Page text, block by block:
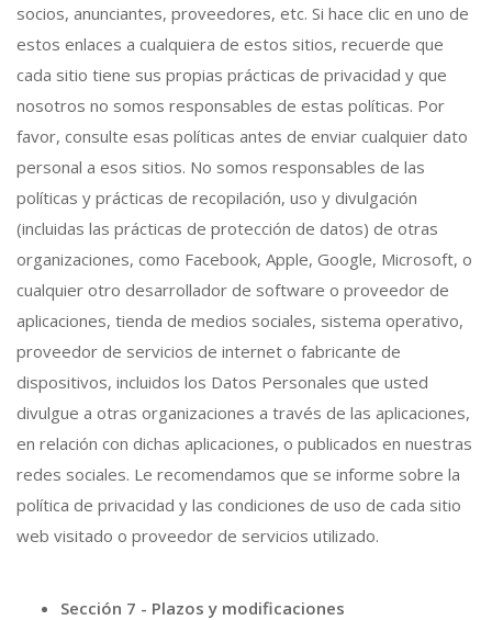
socios, anunciantes, proveedores, etc. Si hace clic en uno de
estos enlaces a cualquiera de estos sitios, recuerde que
cada sitio tiene sus propias prácticas de privacidad y que
nosotros no somos responsables de estas políticas. Por
favor, consulte esas políticas antes de enviar cualquier dato
personal a esos sitios. No somos responsables de las
políticas y prácticas de recopilación, uso y divulgación
(incluidas las prácticas de protección de datos) de otras
organizaciones, como Facebook, Apple, Google, Microsoft, o
cualquier otro desarrollador de software o proveedor de
aplicaciones, tienda de medios sociales, sistema operativo,
proveedor de servicios de internet o fabricante de
dispositivos, incluidos los Datos Personales que usted
divulgue a otras organizaciones a través de las aplicaciones,
en relación con dichas aplicaciones, o publicados en nuestras
redes sociales. Le recomendamos que se informe sobre la
política de privacidad y las condiciones de uso de cada sitio
web visitado o proveedor de servicios utilizado.
Sección 7 - Plazos y modificaciones